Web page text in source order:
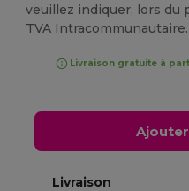
veuillez indiquer, lors du
TVA Intracommunautaire.
Livraison gratuite à
Livraison